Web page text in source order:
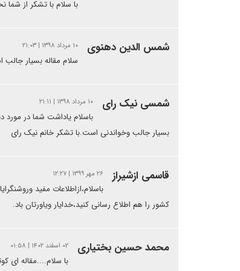
با سلام با تشکر از شما
شمس الدین دهنوی ۱۰ مرداد ۱۳۹۸ | ۲۱:۰۳
سلام مقاله بسیار
شمسی نیک رای ۱۰ مرداد ۱۳۹۸ | ۲۱:۱۱
باسلام یاداشت شما در
بسیار جالب وخواندنی است.با تشکر خانم نیک رای
قاسمی ازشیراز ۲۶ مهر ۱۳۹۹ | ۱۲:۲۷
باسلام،ازاطلاعات مفید
کشور را هم اطلاع رسانی کنید،خدایار ویاورتان باد.
محمد حسین بختیاری ۰۲ اسفند ۱۴۰۲ | ۰۱:۵۸
با سلام....مقاله ای